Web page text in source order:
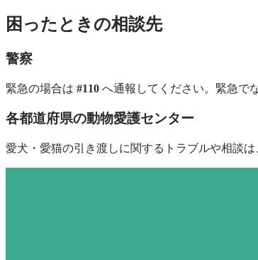
困ったときの相談先
警察
緊急の場合は #110 へ通報してください。緊急で
各都道府県の動物愛護センター
愛犬・愛猫の引き渡しに関するトラブルや相談